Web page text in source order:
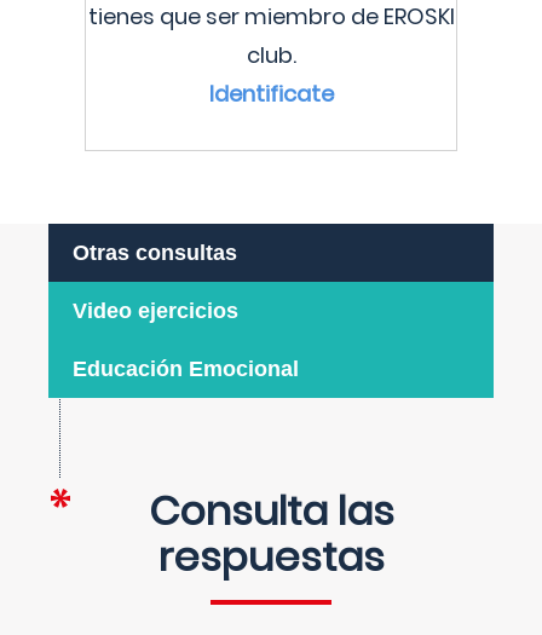
tienes que ser miembro de EROSKI
club.
Identificate
Otras consultas
Video ejercicios
Educación Emocional
Consulta las
respuestas